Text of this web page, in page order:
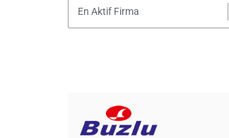
En Aktif Firma